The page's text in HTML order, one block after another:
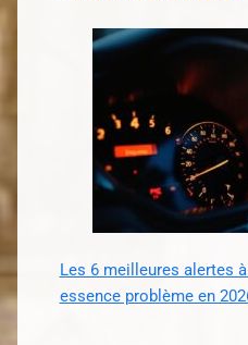
Les 6 meilleures alertes
essence problème en